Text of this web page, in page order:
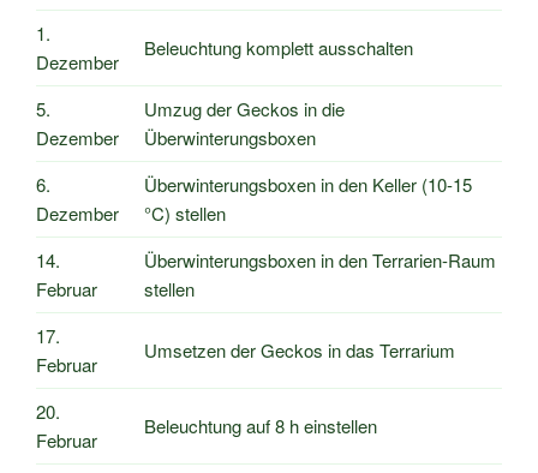
1.
Dezember
Beleuchtung komplett ausschalten
5.
Dezember
Umzug der Geckos in die
Überwinterungsboxen
6.
Dezember
Überwinterungsboxen in den Keller (10-15
°C) stellen
14.
Februar
Überwinterungsboxen in den Terrarien-Raum
stellen
17.
Februar
Umsetzen der Geckos in das Terrarium
20.
Februar
Beleuchtung auf 8 h einstellen